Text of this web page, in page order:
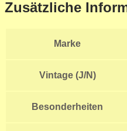
Zusätzliche
Marke
Vintage (J/N)
Besonderheiten